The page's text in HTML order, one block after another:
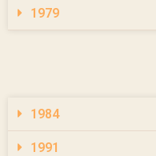
1979
1984
1991